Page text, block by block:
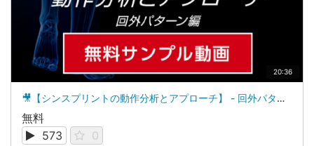
20:36
🎥【シンスプリントの動作分析とアプローチ】 - 回外パターン編 - サンプル動画
無料
573
0